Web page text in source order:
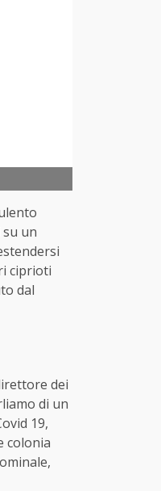
su un
ciprioti
dal
dei
di un
19,
colonia